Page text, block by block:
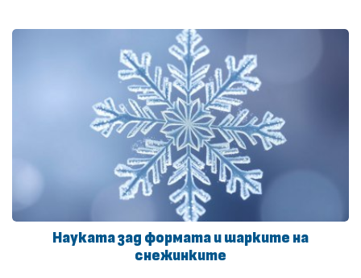
Науката зад формата и шарките на
снежинките